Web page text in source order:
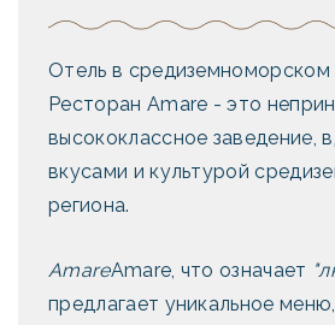
Отель в
Ресторан Amare - это
высококлассное заведение,
вкусами и культурой
региона.
AmareAmare, что означает
предлагает уникальное